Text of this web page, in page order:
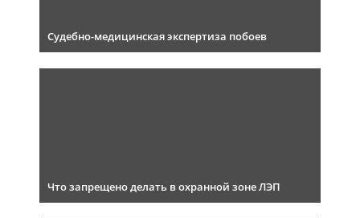
Судебно-медицинская экспертиза побоев
Что запрещено делать в охранной зоне ЛЭП